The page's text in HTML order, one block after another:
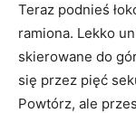
Teraz podnieś
ramiona. Lekko
skierowane do
się przez pięć
Powtórz, ale